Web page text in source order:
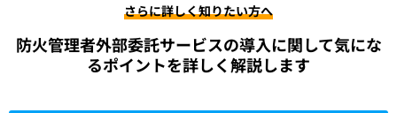
さらに詳しく知りたい方へ
防火管理者外部委託サービスの導入に関して気にな
るポイントを詳しく解説します